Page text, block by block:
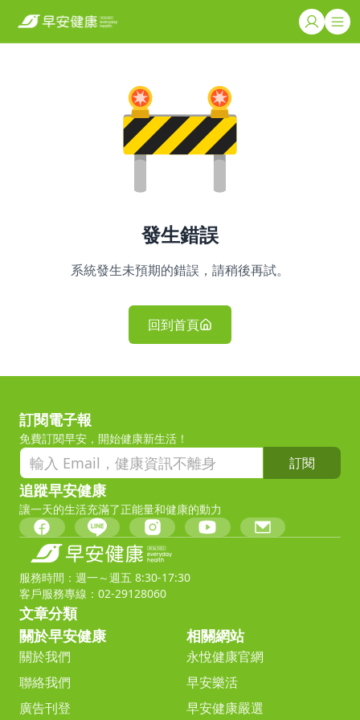
發生錯誤
系統發生未預期的錯誤，請稍後再試。
回到首頁
訂閱電子報
免費訂閱早安，開始健康新生活！
訂閱
追蹤早安健康
讓一天的生活充滿了正能量和健康的動力
服務時間：週一～週五 8:30-17:30
客戶服務專線：02-29128060
文章分類
關於早安健康
關於我們
聯絡我們
廣告刊登
相關網站
永悅健康官網
早安樂活
早安健康嚴選